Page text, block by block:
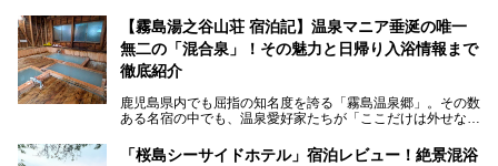
4,000円～、と驚くべき価格を維持。
さらに、源泉100％かけ流しのツルツル美肌湯を堪能できる
点にも注目すべき。30年以上全国の温泉を巡った筆者の経
験上、穴場中の穴場と言っても決して過言ではありません。
今回は「ちくりん温泉」の家族風呂・大衆風呂・宿泊施設に
ついて、徹底レビューします！
【霧島湯之谷山荘 宿泊記】温泉マニア垂涎の唯一
無二の「混合泉」！その魅力と日帰り入浴情報まで
徹底紹介
鹿児島県内でも屈指の知名度を誇る「霧島温泉郷」。その数
ある名宿の中でも、温泉愛好家たちが「ここだけは外せな
山荘）」です。
「桜島シーサイドホテル」宿泊レビュー！絶景混浴